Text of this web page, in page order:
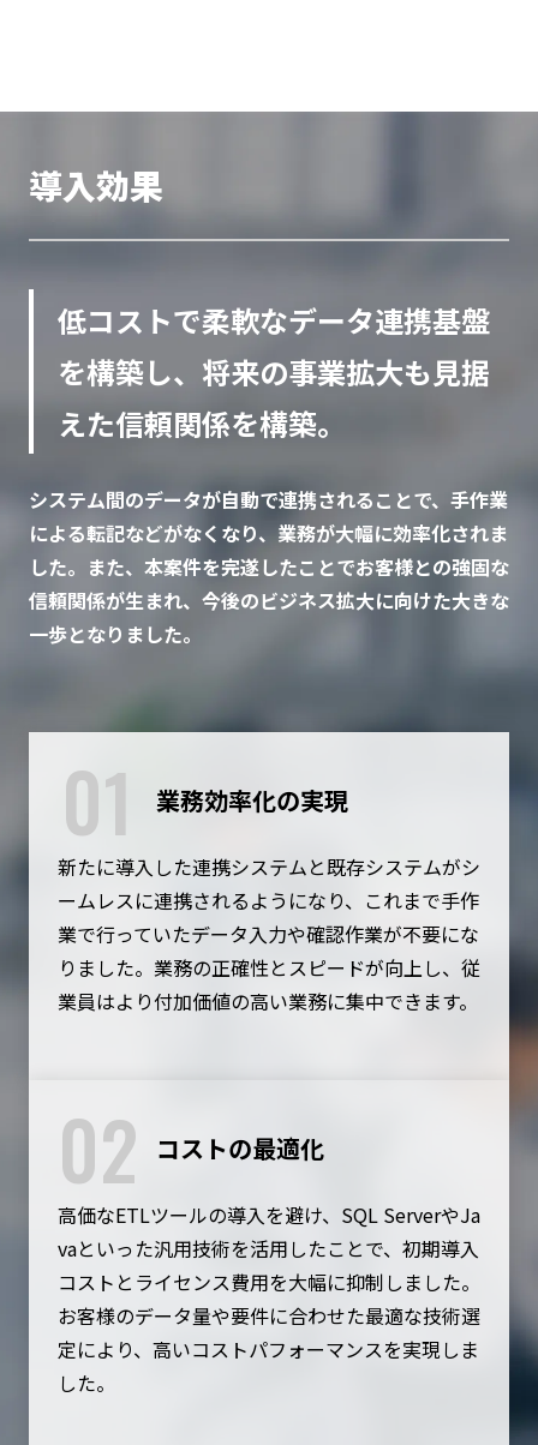
導入効果
低コストで柔軟なデータ連携基盤
を構築し、将来の事業拡大も見据
えた信頼関係を構築。
システム間のデータが自動で連携されることで、手作業
による転記などがなくなり、業務が大幅に効率化されま
した。また、本案件を完遂したことでお客様との強固な
信頼関係が生まれ、今後のビジネス拡大に向けた大きな
一歩となりました。
01 業務効率化の実現
新たに導入した連携システムと既存システムがシ
ームレスに連携されるようになり、これまで手作
業で行っていたデータ入力や確認作業が不要にな
りました。業務の正確性とスピードが向上し、従
業員はより付加価値の高い業務に集中できます。
02 コストの最適化
高価なETLツールの導入を避け、SQL ServerやJa
vaといった汎用技術を活用したことで、初期導入
コストとライセンス費用を大幅に抑制しました。
お客様のデータ量や要件に合わせた最適な技術選
定により、高いコストパフォーマンスを実現しま
した。